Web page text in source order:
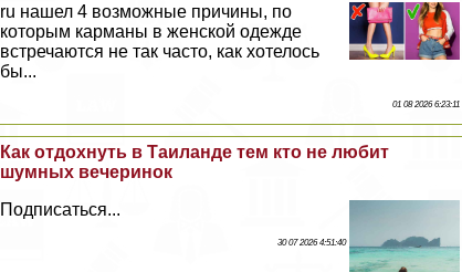
ru нашел 4 возможные причины, по
которым карманы в женской одежде
встречаются не так часто, как хотелось
бы...
01 08 2026 6:23:11
Как отдохнуть в Таиланде тем кто не любит
шумных вечеринок
Подписаться...
30 07 2026 4:51:40